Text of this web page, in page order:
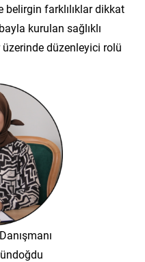
farklılıklar dikkat
kurulan sağlıklı
üzerinde düzenleyici rolü